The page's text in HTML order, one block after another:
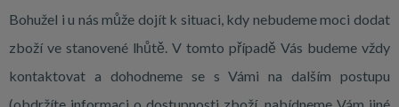
Bohužel i u nás může dojít k situaci, kdy nebudeme moci dodat
zboží ve stanovené lhůtě. V tomto případě Vás budeme vždy
kontaktovat a dohodneme se s Vámi na dalším postupu